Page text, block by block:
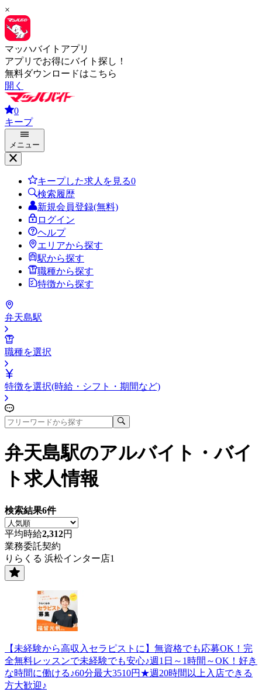
×
マッハバイトアプリ
アプリでお得にバイト探し！
無料ダウンロードはこちら
開く
0
キープ
メニュー
キープした求人を見る0
検索履歴
新規会員登録(無料)
ログイン
ヘルプ
エリアから探す
駅から探す
職種から探す
特徴から探す
弁天島駅
職種を選択
特徴を選択(時給・シフト・期間など)
弁天島駅のアルバイト・バイ
ト求人情報
検索結果6件
平均時給2,312円
業務委託契約
りらくる 浜松インター店1
【未経験から高収入セラピストに】無資格でも応募OK！完
全無料レッスンで未経験でも安心♪週1日～1時間～OK！好き
な時間に働ける♪60分最大3510円★週20時間以上入店できる
方大歓迎♪